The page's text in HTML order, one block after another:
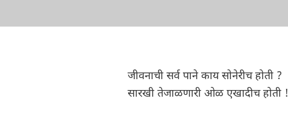
जीवनाची सर्व पाने काय सोनेरीच होती ?
सारखी तेजाळणारी ओळ एखादीच होती !